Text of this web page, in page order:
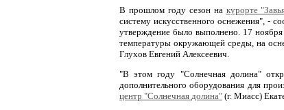
В прошлом году сезон на курорте
систему искусственного оснежения", -
утверждение было выполнено. 17
температуры окружающей среды, на
Глухов Евгений Алексеевич.
"В этом году "Солнечная долина"
дополнительного оборудования для
центр "Солнечная долина" (г. Миасс)